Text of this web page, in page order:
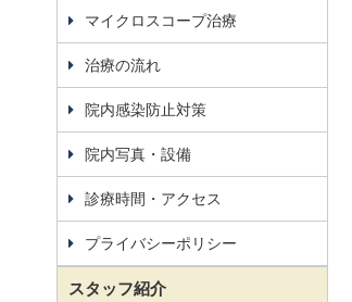
マイクロスコープ治療
治療の流れ
院内感染防止対策
院内写真・設備
診療時間・アクセス
プライバシーポリシー
スタッフ紹介